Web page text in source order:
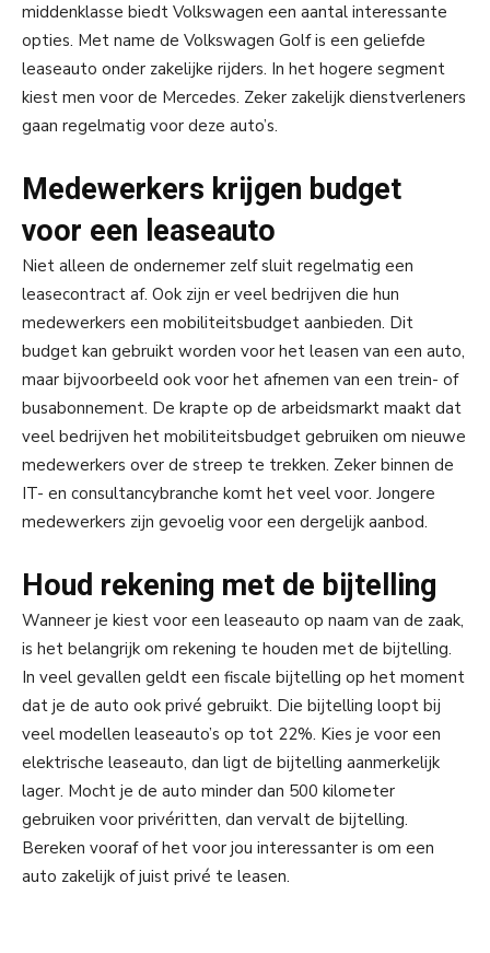
middenklasse biedt Volkswagen een aantal interessante
opties. Met name de Volkswagen Golf is een geliefde
leaseauto onder zakelijke rijders. In het hogere segment
kiest men voor de Mercedes. Zeker zakelijk dienstverleners
gaan regelmatig voor deze auto’s.
Medewerkers krijgen budget
voor een leaseauto
Niet alleen de ondernemer zelf sluit regelmatig een
leasecontract af. Ook zijn er veel bedrijven die hun
medewerkers een mobiliteitsbudget aanbieden. Dit
budget kan gebruikt worden voor het leasen van een auto,
maar bijvoorbeeld ook voor het afnemen van een trein- of
busabonnement. De krapte op de arbeidsmarkt maakt dat
veel bedrijven het mobiliteitsbudget gebruiken om nieuwe
medewerkers over de streep te trekken. Zeker binnen de
IT- en consultancybranche komt het veel voor. Jongere
medewerkers zijn gevoelig voor een dergelijk aanbod.
Houd rekening met de bijtelling
Wanneer je kiest voor een leaseauto op naam van de zaak,
is het belangrijk om rekening te houden met de bijtelling.
In veel gevallen geldt een fiscale bijtelling op het moment
dat je de auto ook privé gebruikt. Die bijtelling loopt bij
veel modellen leaseauto’s op tot 22%. Kies je voor een
elektrische leaseauto, dan ligt de bijtelling aanmerkelijk
lager. Mocht je de auto minder dan 500 kilometer
gebruiken voor privéritten, dan vervalt de bijtelling.
Bereken vooraf of het voor jou interessanter is om een
auto zakelijk of juist privé te leasen.